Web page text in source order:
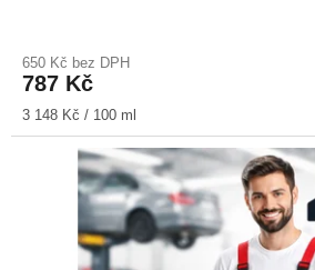
650 Kč bez DPH
787 Kč
Měrná
cena:
3 148 Kč / 100 ml